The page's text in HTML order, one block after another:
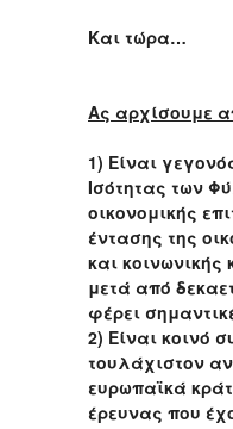
Και τώρα…
Ας αρχίσουμε
1) Είναι
Ισότητας των
οικονομικής
έντασης της
και
μετά από
φέρει
2) Είναι κοινό
τουλάχιστον
ευρωπαϊκά
έρευνας που